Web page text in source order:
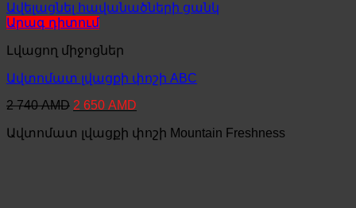
Ավելացնել հավանածների ցանկ
Արագ դիտում
Լվացող միջոցներ
Ավտոմատ լվացքի փոշի ABC
2 740AMD Original
was:
2 650 AMD
is:
Ավտոմատ լվացքի փոշի Mountain Freshness